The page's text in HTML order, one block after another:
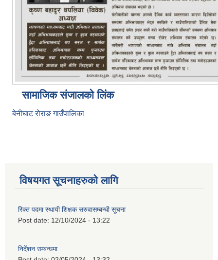
सामाजिक संजालको लिंक
बेनीघाट रोराङ गाउँपालिका
विषयगत सूचनाहरुको लागि
रिक्त पदमा स्थायी शिक्षक सरुवासम्बन्धी सूचना
Post date: 12/10/2024 - 13:22
निर्देशन सम्बन्धमा